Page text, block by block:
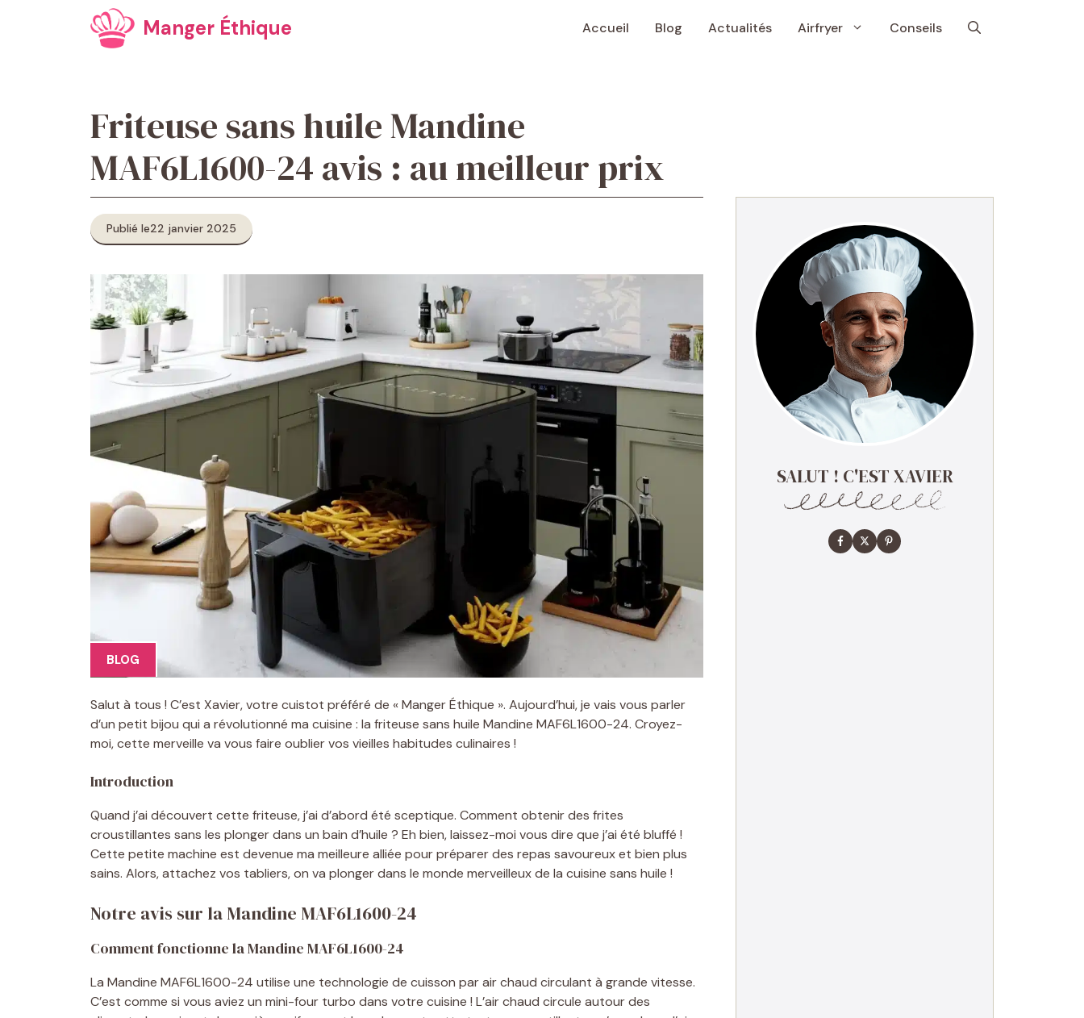
Manger Éthique Accueil Blog Actualités Airfryer Conseils
Friteuse sans huile Mandine
MAF6L1600-24 avis : au meilleur prix
Publié le22 janvier 2025
BLOG
Salut à tous ! C’est Xavier, votre cuistot préféré de « Manger Éthique ». Aujourd’hui, je vais vous parler
d’un petit bijou qui a révolutionné ma cuisine : la friteuse sans huile Mandine MAF6L1600-24. Croyez-
moi, cette merveille va vous faire oublier vos vieilles habitudes culinaires !
Introduction
Quand j’ai découvert cette friteuse, j’ai d’abord été sceptique. Comment obtenir des frites
croustillantes sans les plonger dans un bain d’huile ? Eh bien, laissez-moi vous dire que j’ai été bluffé !
Cette petite machine est devenue ma meilleure alliée pour préparer des repas savoureux et bien plus
sains. Alors, attachez vos tabliers, on va plonger dans le monde merveilleux de la cuisine sans huile !
Notre avis sur la Mandine MAF6L1600-24
Comment fonctionne la Mandine MAF6L1600-24
La Mandine MAF6L1600-24 utilise une technologie de cuisson par air chaud circulant à grande vitesse.
C’est comme si vous aviez un mini-four turbo dans votre cuisine ! L’air chaud circule autour des
SALUT ! C'EST XAVIER